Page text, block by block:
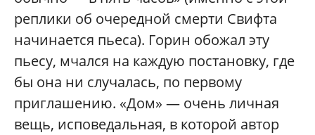
реплики об очередной смерти Свифта
начинается пьеса). Горин обожал эту
пьесу, мчался на каждую постановку, где
бы она ни случалась, по первому
приглашению. «Дом» — очень личная
вещь, исповедальная, в которой автор